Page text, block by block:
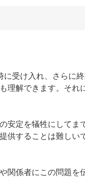
受け入れ、さらに
理解できます。そ
安定を犠牲にしてま
供することは難し
関係者にこの問題